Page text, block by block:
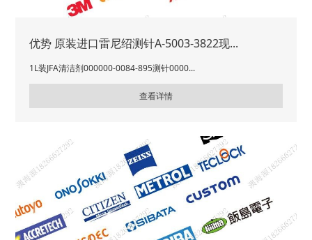
优势 原装进口雷尼绍测针A-5003-3822现...
1L装JFA清洁剂000000-0084-895测针0000...
查看详情